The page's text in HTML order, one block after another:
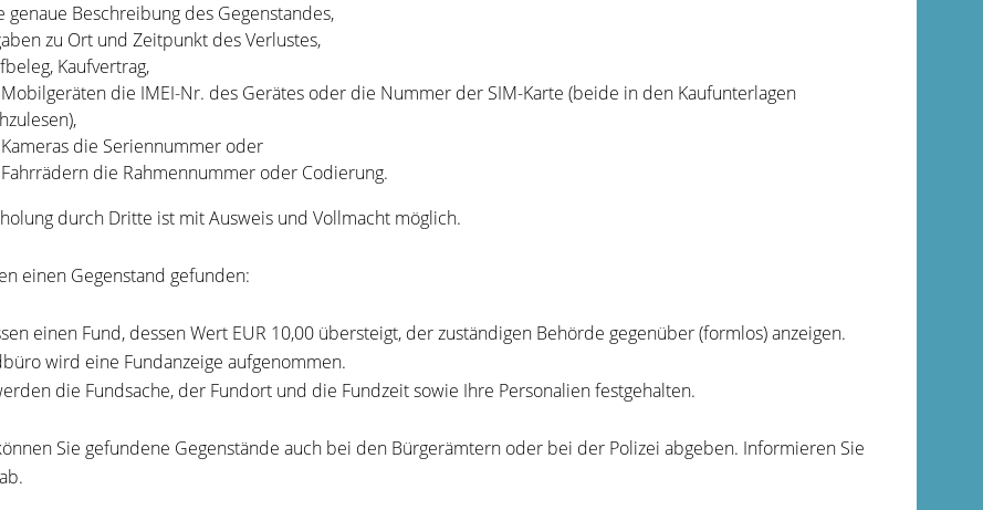
genaue Beschreibung des Gegenstandes,
zu Ort und Zeitpunkt des Verlustes,
Kaufvertrag,
die IMEI-Nr. des Gerätes oder die Nummer der SIM-Karte (beide in den Kaufunterlagen
die Seriennummer oder
die Rahmennummer oder Codierung.
durch Dritte ist mit Ausweis und Vollmacht möglich.
einen Gegenstand gefunden:
einen Fund, dessen Wert EUR 10,00 übersteigt, der zuständigen Behörde gegenüber (formlos) anzeigen.
wird eine Fundanzeige aufgenommen.
die Fundsache, der Fundort und die Fundzeit sowie Ihre Personalien festgehalten.
Sie gefundene Gegenstände auch bei den Bürgerämtern oder bei der Polizei abgeben. Informieren Sie